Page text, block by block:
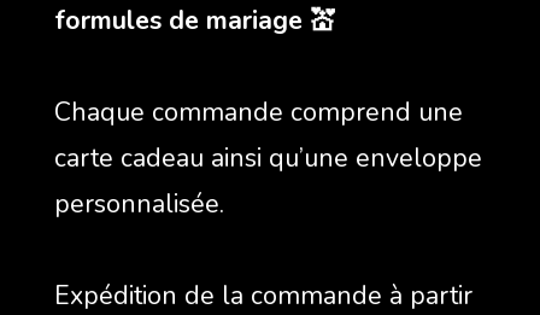
formules de mariage 💒
Chaque commande comprend une
carte cadeau ainsi qu’une enveloppe
personnalisée.
Expédition de la commande à partir